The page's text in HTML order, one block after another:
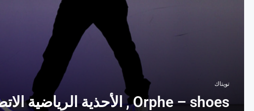
تويتاك
Orphe – shoes , الأحذية الرياضية الاتصالية بخاصية LED .